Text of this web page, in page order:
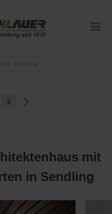
- 18.00 Uhr
2
mit
in Sendling